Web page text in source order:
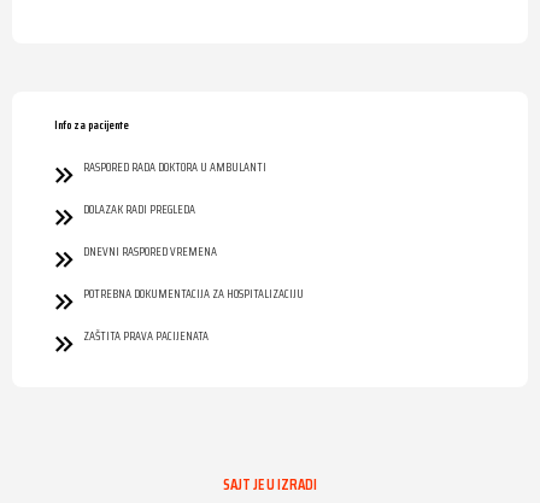
Info za pacijente
RASPORED RADA DOKTORA U AMBULANTI
DOLAZAK RADI PREGLEDA
DNEVNI RASPORED VREMENA
POTREBNA DOKUMENTACIJA ZA HOSPITALIZACIJU
ZAŠTITA PRAVA PACIJENATA
SAJT JE U IZRADI